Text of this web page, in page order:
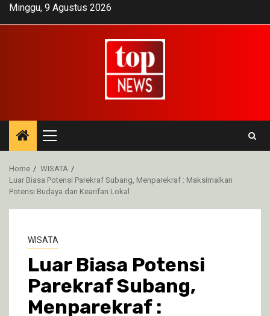
SkipMinggu, 9 Agustus 2026
Primary
Menu
Home
WISATA
Luar Biasa Potensi Parekraf Subang, Menparekraf : Maksimalkan
Potensi Budaya dan Kearifan Lokal
WISATA
Luar Biasa Potensi
Parekraf Subang,
Menparekraf :